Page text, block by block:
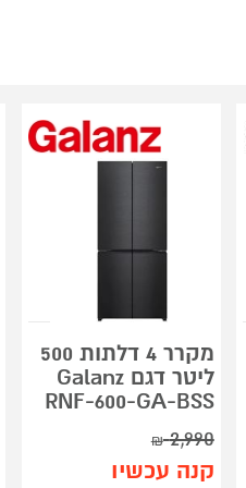
מקרר 4 דלתות 500
ליטר דגם Galanz
RNF-600-GA-BSS
2,990
₪
קנה עכשיו